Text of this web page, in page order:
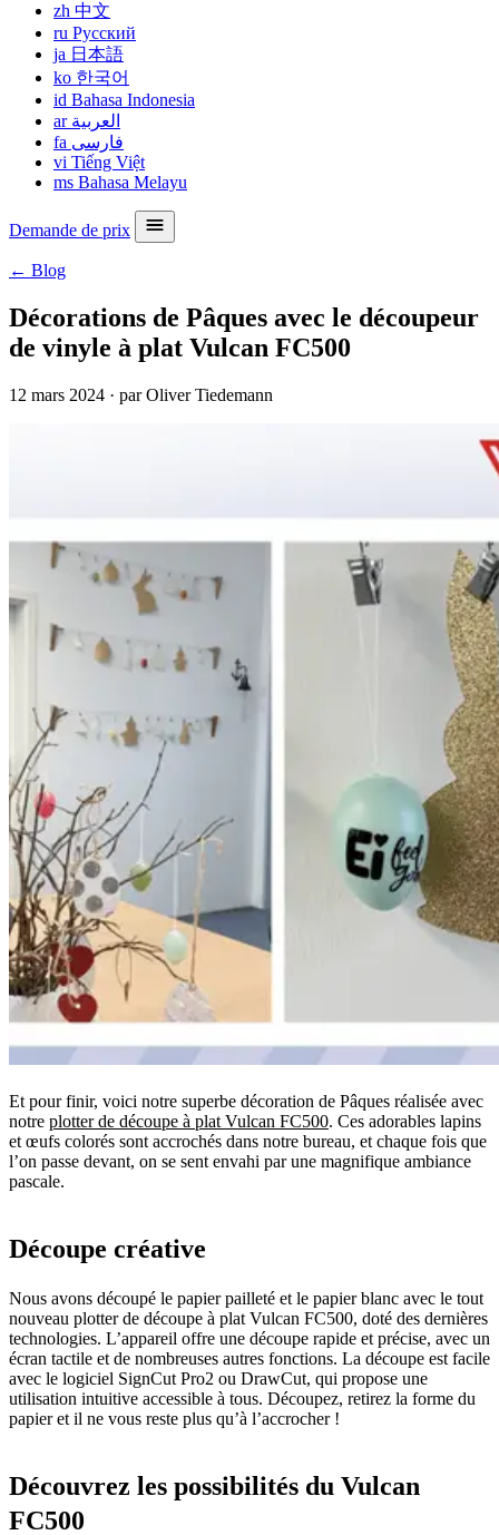
zh 中文
ru Русский
ja 日本語
ko 한국어
id Bahasa Indonesia
ar العربية
fa فارسی
vi Tiếng Việt
ms Bahasa Melayu
Demande de prix
← Blog
Décorations de Pâques avec le découpeur
de vinyle à plat Vulcan FC500
12 mars 2024 · par Oliver Tiedemann
Et pour finir, voici notre superbe décoration de Pâques réalisée avec
notre plotter de découpe à plat Vulcan FC500. Ces adorables lapins
et œufs colorés sont accrochés dans notre bureau, et chaque fois que
l’on passe devant, on se sent envahi par une magnifique ambiance
pascale.
Découpe créative
Nous avons découpé le papier pailleté et le papier blanc avec le tout
nouveau plotter de découpe à plat Vulcan FC500, doté des dernières
technologies. L’appareil offre une découpe rapide et précise, avec un
écran tactile et de nombreuses autres fonctions. La découpe est facile
avec le logiciel SignCut Pro2 ou DrawCut, qui propose une
utilisation intuitive accessible à tous. Découpez, retirez la forme du
papier et il ne vous reste plus qu’à l’accrocher !
Découvrez les possibilités du Vulcan
FC500